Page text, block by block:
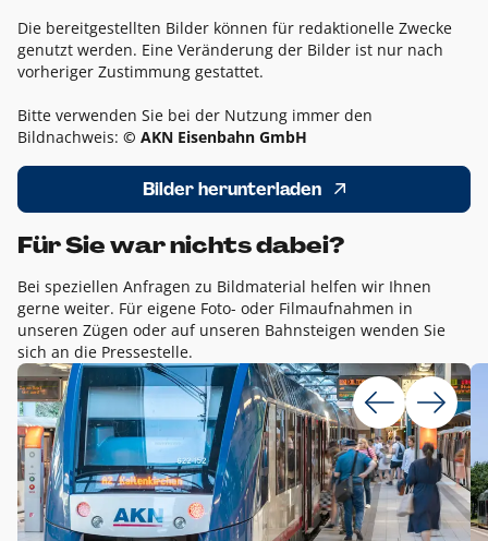
Die bereitgestellten Bilder können für redaktionelle Zwecke
genutzt werden. Eine Veränderung der Bilder ist nur nach
vorheriger Zustimmung gestattet.
Bitte verwenden Sie bei der Nutzung immer den
Bildnachweis: © AKN Eisenbahn GmbH
Bilder herunterladen
Für Sie war nichts dabei?
Bei speziellen Anfragen zu Bildmaterial helfen wir Ihnen
gerne weiter. Für eigene Foto- oder Filmaufnahmen in
unseren Zügen oder auf unseren Bahnsteigen wenden Sie
sich an die Pressestelle.